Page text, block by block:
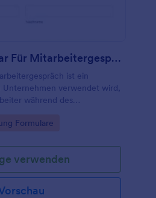
Vorlage Formular Für Mitarbeitergespräch
ist ein
Unternehmen verwendet wird,
während des
Formulare
verwenden